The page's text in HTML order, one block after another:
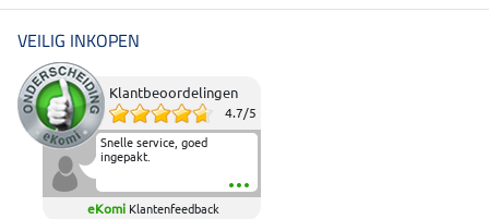
VEILIG INKOPEN
Klantbeoordelingen
4.7/5
Snelle service, goed
ingepakt.
eKomi Klantenfeedback